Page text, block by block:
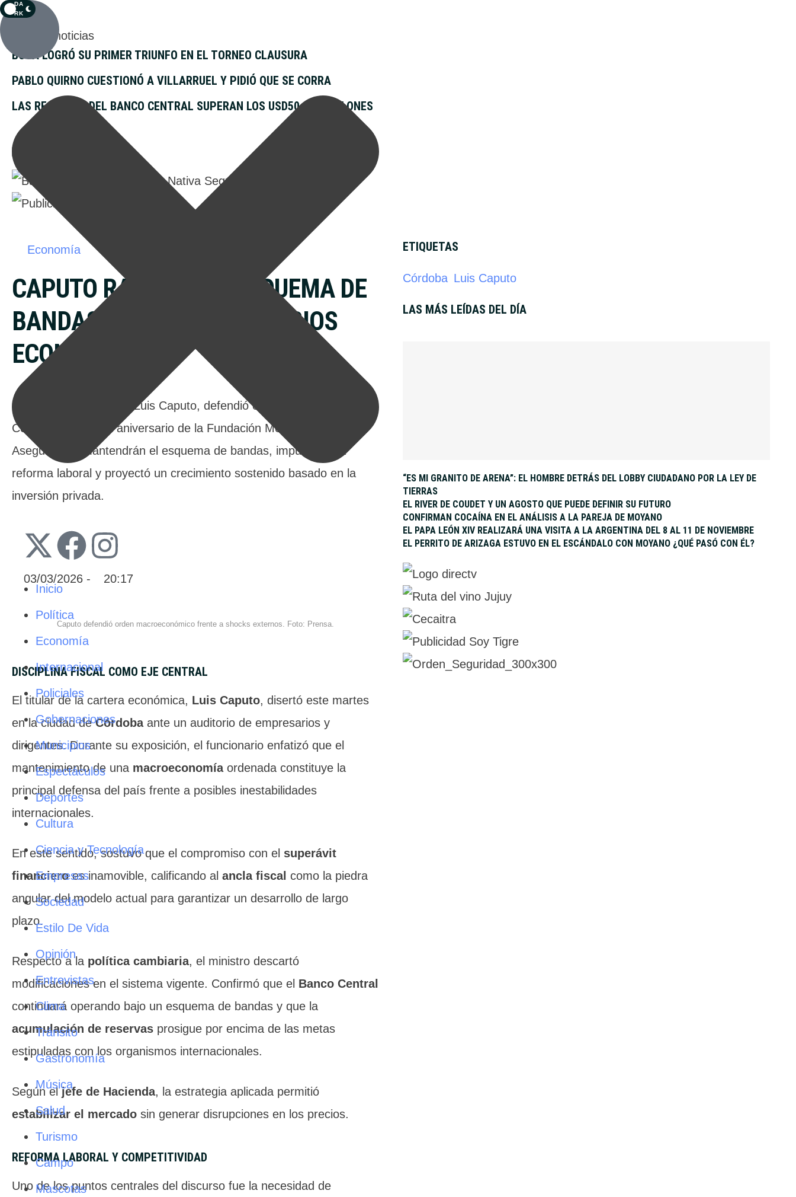
DA
RK
Inicio
Política
Economía
Internacional
Policiales
Gobernaciones
Municipios
Espectáculos
Deportes
Cultura
Ciencia y Tecnología
Empresas
Sociedad
Estilo De Vida
Opinión
Entrevistas
Clima
Tránsito
Gastronomía
Música
Salud
Turismo
Campo
Mascotas
Últimas noticias
BOCA LOGRÓ SU PRIMER TRIUNFO EN EL TORNEO CLAUSURA
PABLO QUIRNO CUESTIONÓ A VILLARRUEL Y PIDIÓ QUE SE CORRA
LAS RESERVAS DEL BANCO CENTRAL SUPERAN LOS USD50.000 MILLONES
Economía
CAPUTO RATIFICÓ EL ESQUEMA DE
BANDAS Y DESCARTÓ CAMBIOS
ECONÓMICOS
Ministro de Economía, Luis Caputo, defendió el equilibrio fiscal en
Córdoba durante el aniversario de la Fundación Mediterránea.
Aseguró que mantendrán el esquema de bandas, impulsarán la
reforma laboral y proyectó un crecimiento sostenido basado en la
inversión privada.
03/03/2026 - 20:17
Caputo defendió orden macroeconómico frente a shocks externos. Foto: Prensa.
DISCIPLINA FISCAL COMO EJE CENTRAL
El titular de la cartera económica, Luis Caputo, disertó este martes
en la ciudad deCórdobaante un auditorio de empresarios y
dirigentes. Durante su exposición, el funcionario enfatizó que el
mantenimiento de una macroeconomíaordenada constituye la
principal defensa del país frente a posibles inestabilidades
internacionales.
En este sentido, sostuvo que el compromiso con el superávit
financieroes inamovible, calificando al ancla fiscal como la piedra
angular del modelo actual para garantizar un desarrollo de largo
plazo.
Respecto a la política cambiaria, el ministro descartó
modificaciones en el sistema vigente. Confirmó que el Banco Central
continuará operando bajo un esquema de bandas y que la
acumulación de reservas prosigue por encima de las metas
estipuladas con los organismos internacionales.
Según eljefe de Hacienda, la estrategia aplicada permitió
estabilizar el mercado sin generar disrupciones en los precios.
REFORMA LABORAL Y COMPETITIVIDAD
Uno de los puntos centrales del discurso fue la necesidad de
ETIQUETAS
Córdoba Luis Caputo
LAS MÁS LEÍDAS DEL DÍA
“ES MI GRANITO DE ARENA”: EL HOMBRE DETRÁS DEL LOBBY CIUDADANO POR LA LEY DE
TIERRAS
EL RIVER DE COUDET Y UN AGOSTO QUE PUEDE DEFINIR SU FUTURO
CONFIRMAN COCAÍNA EN EL ANÁLISIS A LA PAREJA DE MOYANO
EL PAPA LEÓN XIV REALIZARÁ UNA VISITA A LA ARGENTINA DEL 8 AL 11 DE NOVIEMBRE
EL PERRITO DE ARIZAGA ESTUVO EN EL ESCÁNDALO CON MOYANO ¿QUÉ PASÓ CON ÉL?